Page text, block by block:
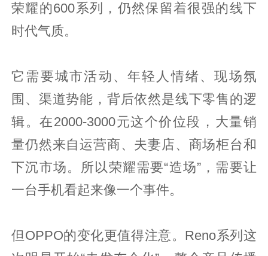
荣耀的600系列，仍然保留着很强的线下
时代气质。
它需要城市活动、年轻人情绪、现场氛
围、渠道势能，背后依然是线下零售的逻
辑。在2000-3000元这个价位段，大量销
量仍然来自运营商、夫妻店、商场柜台和
下沉市场。所以荣耀需要“造场”，需要让
一台手机看起来像一个事件。
但OPPO的变化更值得注意。Reno系列这